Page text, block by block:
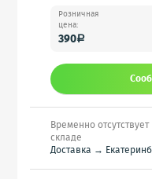
Розничная
цена:
390a
Временно отсутствует
складе
Доставка →